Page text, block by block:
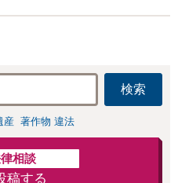
検索
産 著作物 違法
相談
稿する